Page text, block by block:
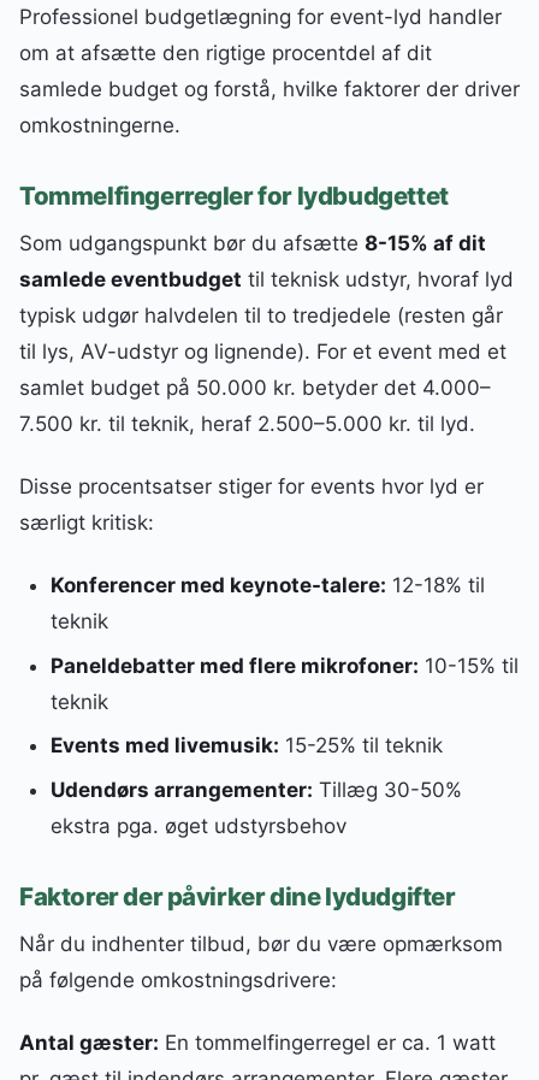
Professionel budgetlægning for event-lyd handler
om at afsætte den rigtige procentdel af dit
samlede budget og forstå, hvilke faktorer der driver
omkostningerne.
Tommelfingerregler for lydbudgettet
Som udgangspunkt bør du afsætte 8-15% af dit
samlede eventbudget til teknisk udstyr, hvoraf lyd
typisk udgør halvdelen til to tredjedele (resten går
til lys, AV-udstyr og lignende). For et event med et
samlet budget på 50.000 kr. betyder det 4.000–
7.500 kr. til teknik, heraf 2.500–5.000 kr. til lyd.
Disse procentsatser stiger for events hvor lyd er
særligt kritisk:
Konferencer med keynote-talere: 12-18% til
teknik
Paneldebatter med flere mikrofoner: 10-15% til
teknik
Events med livemusik: 15-25% til teknik
Udendørs arrangementer: Tillæg 30-50%
ekstra pga. øget udstyrsbehov
Faktorer der påvirker dine lydudgifter
Når du indhenter tilbud, bør du være opmærksom
på følgende omkostningsdrivere:
Antal gæster: En tommelfingerregel er ca. 1 watt